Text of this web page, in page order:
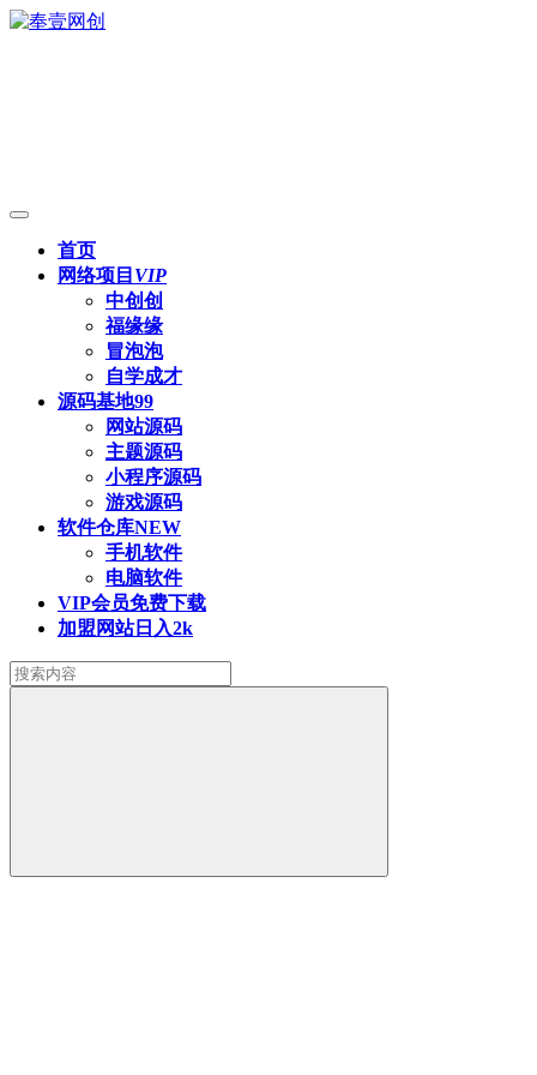
首页
网络项目 VIP
中创创
福缘缘
冒泡泡
自学成才
源码基地99
网站源码
主题源码
小程序源码
游戏源码
软件仓库NEW
手机软件
电脑软件
VIP会员免费下载
加盟网站日入2k